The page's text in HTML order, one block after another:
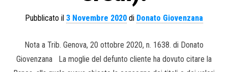
Pubblicato il 3 Novembre 2020 di Donato Giovenzana
Nota a Trib. Genova, 20 ottobre 2020, n. 1638. di Donato
Giovenzana La moglie del defunto cliente ha dovuto citare la